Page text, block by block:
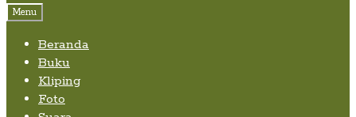
Menu
Beranda
Buku
Kliping
Foto